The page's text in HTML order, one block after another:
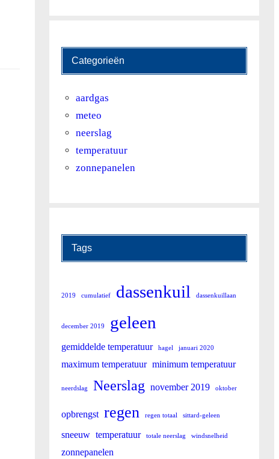
Categorieën
aardgas
meteo
neerslag
temperatuur
zonnepanelen
Tags
2019 cumulatief dassenkuil dassenkuillaan
december 2019 geleen
gemiddelde temperatuur hagel januari 2020
maximum temperatuur minimum temperatuur
neerdslag Neerslag november 2019 oktober
opbrengst regen regen totaal sittard-geleen
sneeuw temperatuur totale neerslag windsnelheid
zonnepanelen